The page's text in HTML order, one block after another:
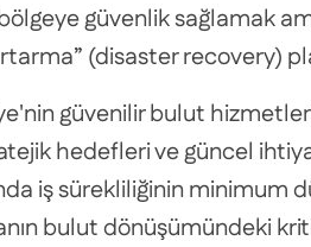
güvenlik sağlamak
(disaster recovery)
güvenilir bulut
hedefleri ve güncel
iş sürekliliğinin minimum
bulut dönüşümündeki